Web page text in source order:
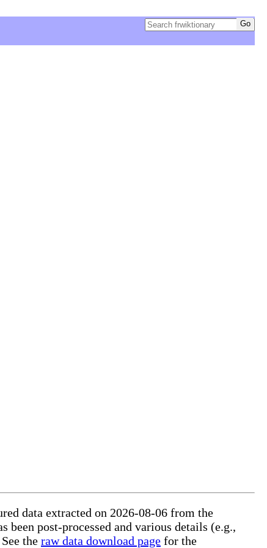
data extracted on 2026-08-06 from the
been post-processed and various details (e.g.,
the raw data download page for the